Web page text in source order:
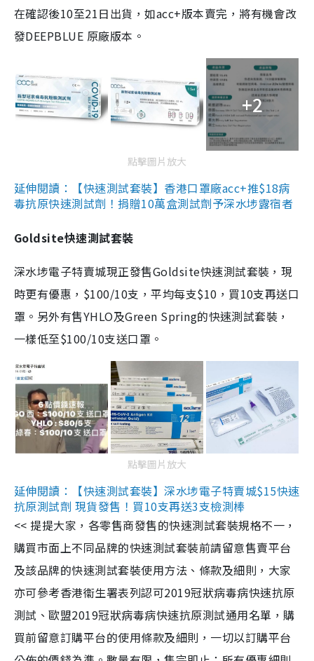
在確認後10至21日出貨，如acc+版本賣完，將有機會改
發DEEPBLUE 原廠版本。
+2
點擊圖片放大
延伸閱讀：【快速測試套裝】香港口罩廠acc+推$18病
毒抗原快速測試劑！捐贈10萬盒測試劑予深水埗露宿者
Goldsite快速測試套裝
深水埗電子特賣城現正發售Goldsite快速測試套裝，現
時更有優惠，$100/10支，平均每支$10，買10支再送口
罩。另外有售YHLO及Green Spring的快速測試套裝，
一樣低至$100/10支送口罩。
點擊圖片放大
延伸閱讀：【快速測試套裝】深水埗電子特賣城$15快速
抗原測試劑 現貨發售！買10支再送3支檢測棒
<< 提提大家，各零售商發售的快速測試套裝規格不一，
購買市面上不同品牌的快速測試套裝前請留意售賣平台
及該品牌的快速測試套裝使用方法、條款及細則，大家
亦可參考香港衞生署表列認可2019冠狀病毒病快速抗原
測試、歐盟2019冠狀病毒病快速抗原測試通用名單，購
買前留意訂購平台的使用條款及細則，一切以訂購平台